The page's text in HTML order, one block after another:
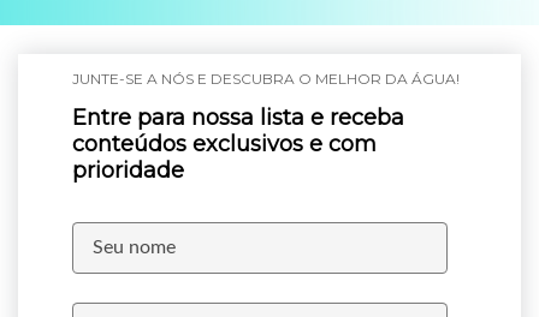
JUNTE-SE A NÓS E DESCUBRA O MELHOR DA ÁGUA!
Entre para nossa lista e receba
conteúdos exclusivos e com
prioridade